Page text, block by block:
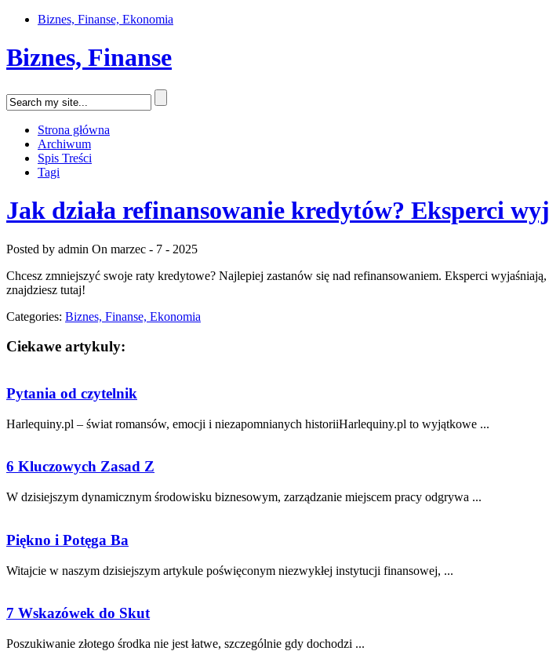
Biznes, Finanse, Ekonomia
Biznes, Finanse
Strona główna
Archiwum
Spis Treści
Tagi
Jak działa refinansowanie kredytów? Eksperci
Posted by admin On marzec - 7 - 2025
Chcesz zmniejszyć swoje raty kredytowe? Najlepiej zastanów się nad refinansowaniem. Eksperci
znajdziesz tutaj!
Categories: Biznes, Finanse, Ekonomia
Ciekawe artykuly:
Pytania od czytelnik
Harlequiny.pl – świat romansów, emocji i niezapomnianych historiiHarlequiny.pl to wyjątkowe ...
6 Kluczowych Zasad Z
W ⁢dzisiejszym dynamicznym środowisku biznesowym,‌ zarządzanie miejscem pracy‌ odgrywa ...
Piękno i Potęga Ba
Witajcie w ⁢naszym dzisiejszym artykule poświęconym ⁢niezwykłej instytucji finansowej, ...
7 Wskazówek do Skut
Poszukiwanie złotego środka⁣ nie jest łatwe, szczególnie gdy dochodzi ...